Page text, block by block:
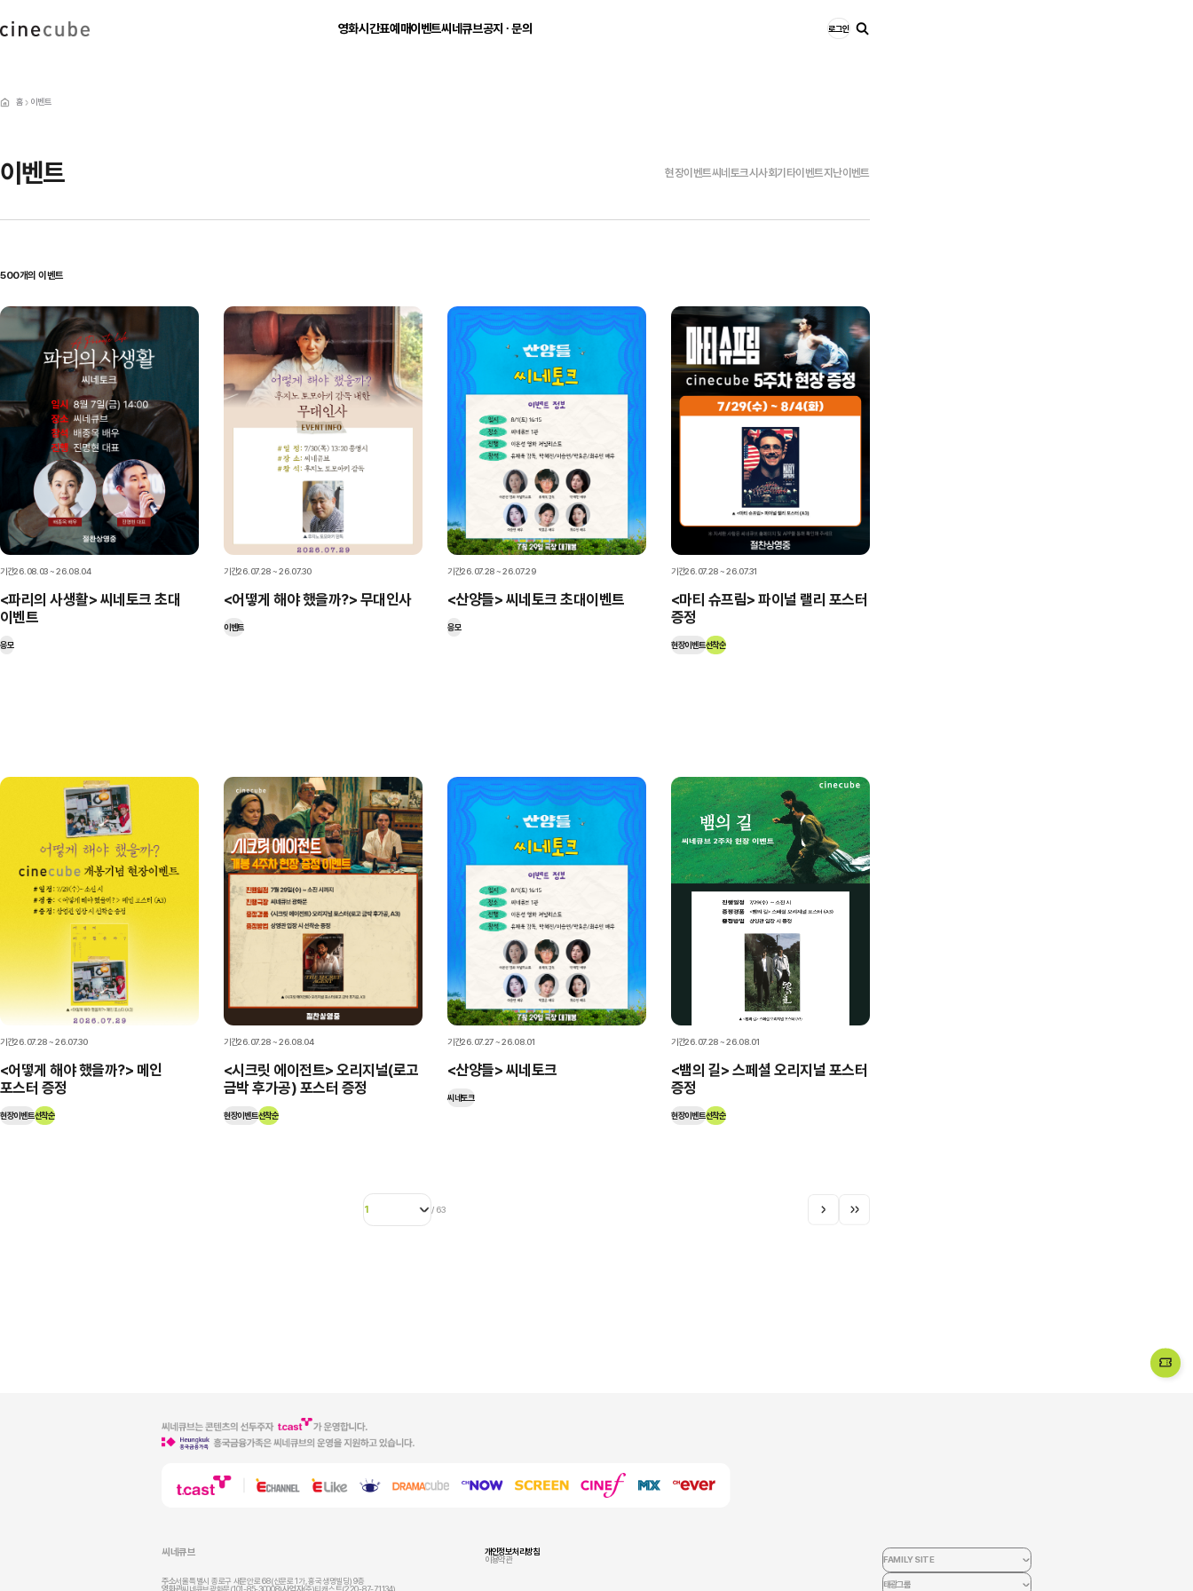
로그인
영화시간표예매이벤트씨네큐브공지 ∙ 문의
홈 이벤트
이벤트 현장이벤트씨네토크시사회기타이벤트지난이벤트
500개의 이벤트
기간26.08.03 ~ 26.08.04
<파리의 사생활> 씨네토크 초대
이벤트
응모
기간26.07.28 ~ 26.07.30
<어떻게 해야 했을까?> 무대인사
이벤트
기간26.07.28 ~ 26.07.29
<산양들> 씨네토크 초대이벤트
응모
기간26.07.28 ~ 26.07.31
<마티 슈프림> 파이널 랠리 포스터
증정
현장이벤트선착순
기간26.07.28 ~ 26.07.30
<어떻게 해야 했을까?> 메인
포스터 증정
현장이벤트선착순
기간26.07.28 ~ 26.08.04
<시크릿 에이전트> 오리지널(로고
금박 후가공) 포스터 증정
현장이벤트선착순
기간26.07.27 ~ 26.08.01
<산양들> 씨네토크
씨네토크
기간26.07.28 ~ 26.08.01
<뱀의 길> 스페셜 오리지널 포스터
증정
현장이벤트선착순
1 / 63
씨네큐브
주소서울특별시 종로구 새문안로 68(신문로 1가, 흥국생명빌딩) 9층
영화관씨네큐브광화문(101-85-30008)사업자(주)티캐스트(220-87-71134)
개인정보처리방침
이용약관
FAMILY SITE
태광그룹
로그인하기
아이디찾기 비밀번호 찾기회원가입
비회원으로 영화 예매하기